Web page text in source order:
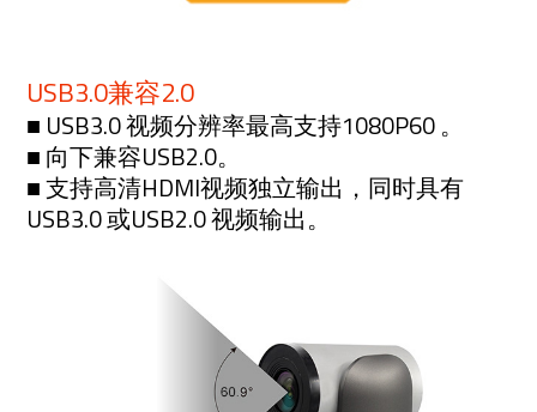
USB3.0兼容2.0
■ USB3.0 视频分辨率最高支持1080P60 。
■ 向下兼容USB2.0。
■ 支持高清HDMI视频独立输出，同时具有
USB3.0 或USB2.0 视频输出。